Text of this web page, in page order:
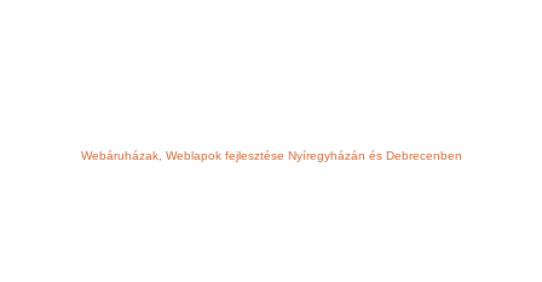
Webáruházak, Weblapok fejlesztése Nyíregyházán és Debrecenben